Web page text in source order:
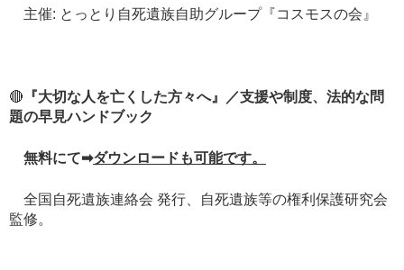
主催: とっとり自死遺族自助グループ『コスモスの会』
🔴 『大切な人を亡くした方々へ』／支援や制度、法的な問
題の早見ハンドブック
無料にて➡ダウンロードも可能です。
全国自死遺族連絡会 発行、自死遺族等の権利保護研究会
監修。